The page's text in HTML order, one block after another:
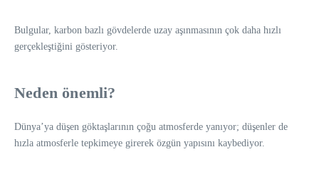
Bulgular, karbon bazlı gövdelerde uzay aşınmasının çok daha hızlı
gerçekleştiğini gösteriyor.
Neden önemli?
Dünya’ya düşen göktaşlarının çoğu atmosferde yanıyor; düşenler de
hızla atmosferle tepkimeye girerek özgün yapısını kaybediyor.